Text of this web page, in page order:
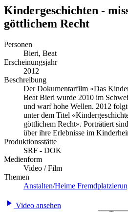
Kindergeschichten -
göttlichem Recht
Personen
Bieri, Beat
Erscheinungsjahr
2012
Beschreibung
Der Dokumentarfilm «Das
Beat Bieri wurde 2010 im
und warf hohe Wellen. 2012
unter dem Titel
göttlichem Recht». Porträtiert
über ihre Erlebnisse im
Produktionsstätte
SRF - DOK
Medienform
Video / Film
Themen
Anstalten/Heime
Video ansehen